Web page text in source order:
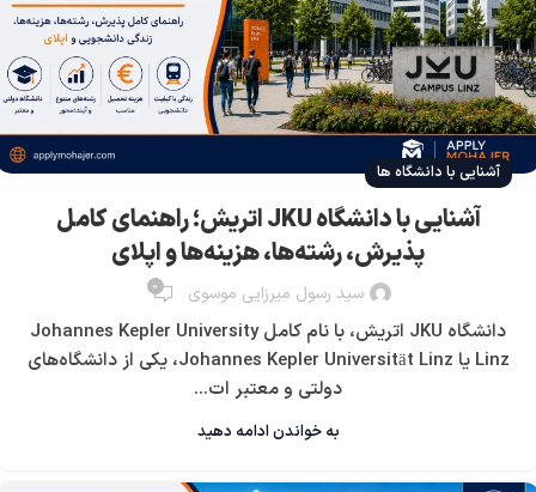
آشنایی با دانشگاه ها
آشنایی با دانشگاه JKU اتریش؛ راهنمای کامل
پذیرش، رشته‌ها، هزینه‌ها و اپلای
سید رسول میرزایی موسوی 0
دانشگاه JKU اتریش، با نام کامل Johannes Kepler University
Linz یا Johannes Kepler Universität Linz، یکی از دانشگاه‌های
دولتی و معتبر ات...
به خواندن ادامه دهید